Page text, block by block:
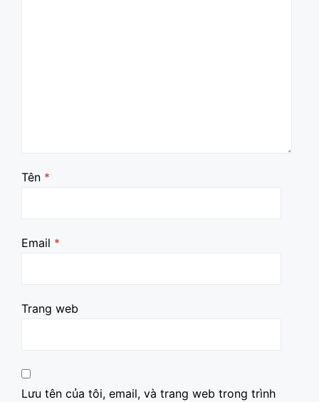
Tên *
Email *
Trang web
Lưu tên của tôi, email, và trang web trong trình